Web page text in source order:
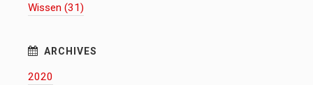
Wissen (31)
2020